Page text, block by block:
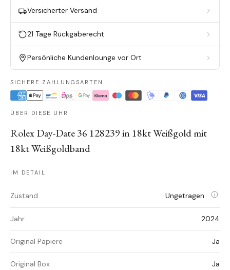
Versicherter Versand
21 Tage Rückgaberecht
Persönliche Kundenlounge vor Ort
SICHERE ZAHLUNGSARTEN
ÜBER DIESE UHR
Rolex Day-Date 36 128239 in 18kt Weißgold mit
18kt Weißgoldband
IM DETAIL
Zustand Ungetragen
Jahr 2024
Original Papiere Ja
Original Box Ja